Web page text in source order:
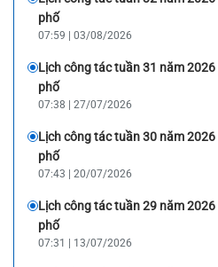
phố
07:59 | 03/08/2026
Lịch công tác tuần 31 năm
phố
07:38 | 27/07/2026
Lịch công tác tuần 30 năm
phố
07:43 | 20/07/2026
Lịch công tác tuần 29 năm
phố
07:31 | 13/07/2026